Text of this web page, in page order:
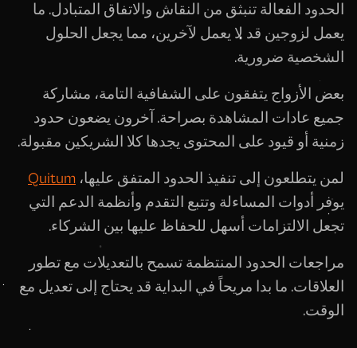
الحدود الفعالة تنبثق من النقاش والاتفاق المتبادل. ما
يعمل لزوجين قد لا يعمل لآخرين، مما يجعل الحلول
الشخصية ضرورية.
بعض الأزواج يتفقون على الشفافية التامة، مشاركة
جميع عادات المشاهدة بصراحة. آخرون يضعون حدود
زمنية أو قيود على المحتوى يجدها كلا الشريكين مقبولة.
لمن يتطلعون إلى تنفيذ الحدود المتفق عليها، Quitum
يوفر أدوات المساءلة وتتبع التقدم وأنظمة الدعم التي
تجعل الالتزامات أسهل للحفاظ عليها بين الشركاء.
مراجعات الحدود المنتظمة تسمح بالتعديلات مع تطور
العلاقات. ما بدا مريحاً في البداية قد يحتاج إلى تعديل مع
الوقت.